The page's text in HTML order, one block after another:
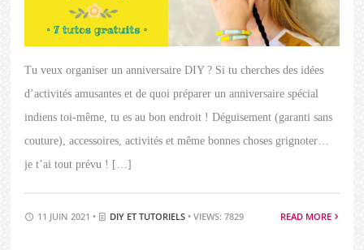
Tu veux organiser un anniversaire DIY ? Si tu cherches des idées
d’activités amusantes et de quoi préparer un anniversaire spécial
indiens toi-même, tu es au bon endroit ! Déguisement (garanti sans
couture), accessoires, activités et même bonnes choses grignoter…
je t’ai tout prévu ! […]
11 JUIN 2021 • DIY ET TUTORIELS • VIEWS: 7829 READ MORE